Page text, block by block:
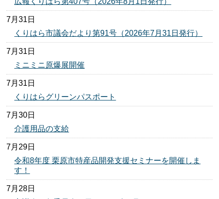
7月31日
くりはら市議会だより第91号（2026年7月31日発行）
7月31日
ミニミニ原爆展開催
7月31日
くりはらグリーンパスポート
7月30日
介護用品の支給
7月29日
令和8年度 栗原市特産品開発支援セミナーを開催しま
す！
7月28日